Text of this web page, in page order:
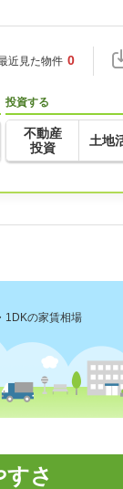
近見た物件 0
投資する
不動産
投資
土地
1DKの家賃相場
さ